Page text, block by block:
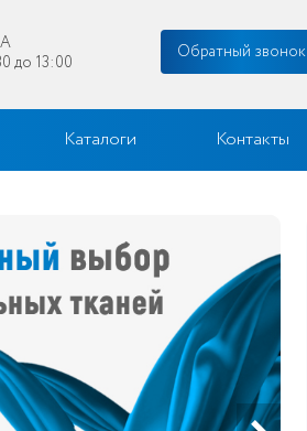
до 13:00
Обратный звонок
Каталоги Контакты